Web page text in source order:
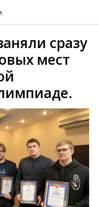
сразу
мест